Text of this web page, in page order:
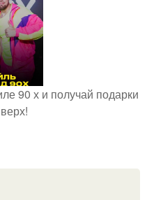
90 х и получай подарки